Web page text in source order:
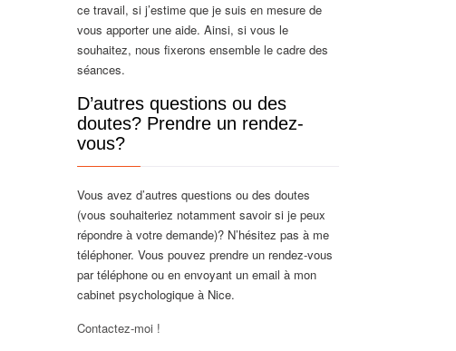
ce travail, si j’estime que je suis en mesure de
vous apporter une aide. Ainsi, si vous le
souhaitez, nous fixerons ensemble le cadre des
séances.
D’autres questions ou des
doutes? Prendre un rendez-
vous?
Vous avez d’autres questions ou des doutes
(vous souhaiteriez notamment savoir si je peux
répondre à votre demande)? N’hésitez pas à me
téléphoner. Vous pouvez prendre un rendez-vous
par téléphone ou en envoyant un email à mon
cabinet psychologique à Nice.
Contactez-moi !